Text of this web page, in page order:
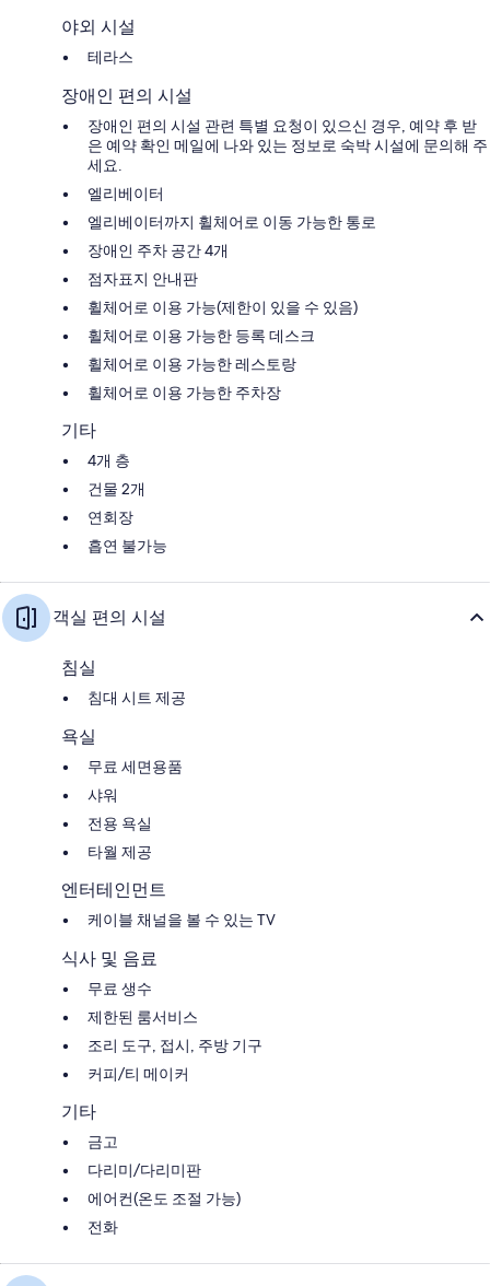
야외 시설
테라스
장애인 편의 시설
장애인 편의 시설 관련 특별 요청이 있으신 경우, 예약 후 받
은 예약 확인 메일에 나와 있는 정보로 숙박 시설에 문의해 주
세요.
엘리베이터
엘리베이터까지 휠체어로 이동 가능한 통로
장애인 주차 공간 4개
점자표지 안내판
휠체어로 이용 가능(제한이 있을 수 있음)
휠체어로 이용 가능한 등록 데스크
휠체어로 이용 가능한 레스토랑
휠체어로 이용 가능한 주차장
기타
4개 층
건물 2개
연회장
흡연 불가능
객실 편의 시설
침실
침대 시트 제공
욕실
무료 세면용품
샤워
전용 욕실
타월 제공
엔터테인먼트
케이블 채널을 볼 수 있는 TV
식사 및 음료
무료 생수
제한된 룸서비스
조리 도구, 접시, 주방 기구
커피/티 메이커
기타
금고
다리미/다리미판
에어컨(온도 조절 가능)
전화